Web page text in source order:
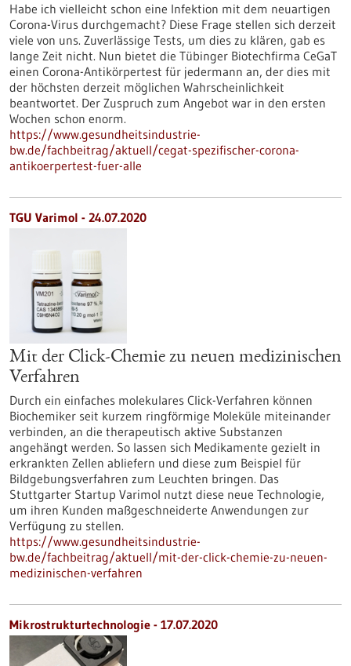
Habe ich vielleicht schon eine Infektion mit dem neuartigen
Corona-Virus durchgemacht? Diese Frage stellen sich derzeit
viele von uns. Zuverlässige Tests, um dies zu klären, gab es
lange Zeit nicht. Nun bietet die Tübinger Biotechfirma CeGaT
einen Corona-Antikörpertest für jedermann an, der dies mit
der höchsten derzeit möglichen Wahrscheinlichkeit
beantwortet. Der Zuspruch zum Angebot war in den ersten
Wochen schon enorm.
https://www.gesundheitsindustrie-
bw.de/fachbeitrag/aktuell/cegat-spezifischer-corona-
antikoerpertest-fuer-alle
TGU Varimol - 24.07.2020
Mit der Click-Chemie zu neuen medizinischen
Verfahren
Durch ein einfaches molekulares Click-Verfahren können
Biochemiker seit kurzem ringförmige Moleküle miteinander
verbinden, an die therapeutisch aktive Substanzen
angehängt werden. So lassen sich Medikamente gezielt in
erkrankten Zellen abliefern und diese zum Beispiel für
Bildgebungsverfahren zum Leuchten bringen. Das
Stuttgarter Startup Varimol nutzt diese neue Technologie,
um ihren Kunden maßgeschneiderte Anwendungen zur
Verfügung zu stellen.
https://www.gesundheitsindustrie-
bw.de/fachbeitrag/aktuell/mit-der-click-chemie-zu-neuen-
medizinischen-verfahren
Mikrostrukturtechnologie - 17.07.2020